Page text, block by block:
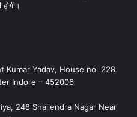
Kumar Yadav, House no. 228
Indore – 452006
248 Shailendra Nagar Near